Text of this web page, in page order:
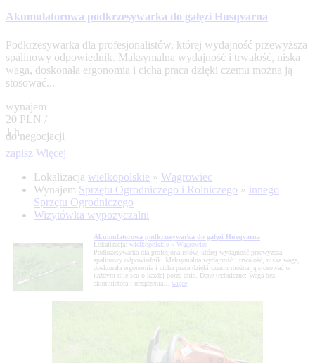
Akumulatorowa podkrzesywarka do gałęzi Husqvarna
Podkrzesywarka dla profesjonalistów, której wydajność przewyższa
spalinowy odpowiednik. Maksymalna wydajność i trwałość, niska
waga, doskonała ergonomia i cicha praca dzięki czemu można ją
stosować...
wynajem
20 PLN /
1 h
do negocjacji
zapisz Więcej
Lokalizacja wielkopolskie » Wągrowiec
Wynajem Sprzętu Ogrodniczego i Rolniczego » innego
Sprzętu Ogrodniczego
Wizytówka wypożyczalni
Akumulatorowa podkrzesywarka do gałęzi Husqvarna
Lokalizacja: wielkopolskie » Wągrowiec
Podkrzesywarka dla profesjonalistów, której wydajność przewyższa
spalinowy odpowiednik. Maksymalna wydajność i trwałość, niska waga,
doskonała ergonomia i cicha praca dzięki czemu można ją stosować w
każdym miejscu o każdej porze dnia. Dane techniczne: Waga bez
akumulatora i urządzenia... więcej